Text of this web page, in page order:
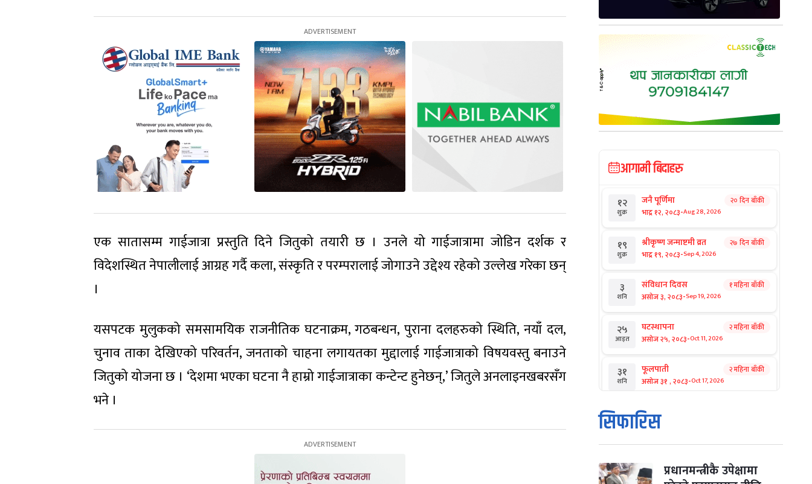
एक सातासम्म गाईजात्रा प्रस्तुति दिने जितुको तयारी छ । उनले यो गाईजात्रामा जोडिन दर्शक र
विदेशस्थित नेपालीलाई आग्रह गर्दै कला, संस्कृति र परम्परालाई जोगाउने उद्देश्य रहेको उल्लेख गरेका छन्
।
यसपटक मुलुकको समसामयिक राजनीतिक घटनाक्रम, गठबन्धन, पुराना दलहरुको स्थिति, नयाँ दल,
चुनाव ताका देखिएको परिवर्तन, जनताको चाहना लगायतका मुद्दालाई गाईजात्राको विषयवस्तु बनाउने
जितुको योजना छ । ‘देशमा भएका घटना नै हाम्रो गाईजात्राका कन्टेन्ट हुनेछन्,’ जितुले अनलाइनखबरसँग
भने ।
आगामी बिदाहरु
१२
शुक्र
जनै पूर्णिमा
भाद्र १२, २०८३-Aug 28, 2026
२० दिन बाँकी
१९
शुक्र
श्रीकृष्ण जन्माष्टमी व्रत
भाद्र १९, २०८३-Sep 4, 2026
२७ दिन बाँकी
३
शनि
संविधान दिवस
असोज ३, २०८३-Sep 19, 2026
१ महिना बाँकी
२५
आइत
घटस्थापना
असोज २५, २०८३-Oct 11, 2026
२ महिना बाँकी
३१
शनि
फूलपाती
असोज ३१ , २०८३-Oct 17, 2026
२ महिना बाँकी
१
आइत
कार्तिक सङ्क्रान्ति
कार्तिक १, २०८३
मंगल कार्तिक ३, २०८३-Oct 20, 2026
सिफारिस
प्रधानमन्त्रीकै उपेक्षामा